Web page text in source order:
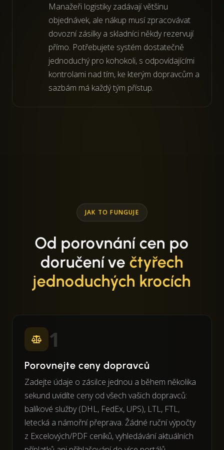
Manažeři logistiky zadávají většinu
objednávek, ale nákup musí zpracovávat
dovozní zásilky a skladníci někdy rezervují
přímo. Potřebujete systém dostatečně
jednoduchý pro kohokoli, s odpovídajícími
kontrolami nad tím, ke kterým dopravcům a
sazbám má každý tým přístup.
JAK TO FUNGUJE
Od porovnání cen po
doručení večtyřech
jednoduchých krocích
1
Porovnejte ceny dopravců
Zadejte údaje o zásilce jednou a během několika
sekund uvidíte ceny od všech vašich dopravců:
balíkové služby (DHL, FedEx, UPS), LTL, FTL,
letecká a námořní přeprava. Žádné ruční výpočty
z Excelových/PDF ceníků, vyhledávání aktuálních